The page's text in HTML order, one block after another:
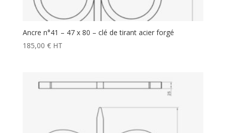
Ancre n°41 – 47 x 80 – clé de tirant acier forgé
185,00 € HT